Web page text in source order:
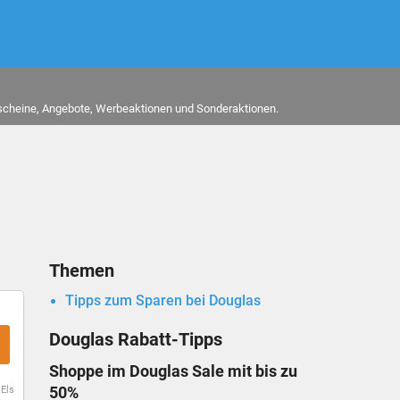
Angebote, Werbeaktionen und Sonderaktionen.
Themen
Tipps zum Sparen bei Douglas
Douglas Rabatt-Tipps
Shoppe im Douglas Sale mit bis zu
50%